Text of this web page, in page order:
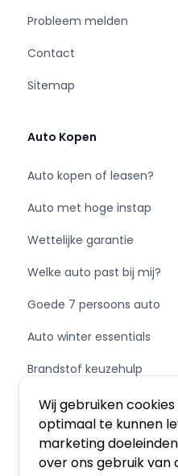
Wij gebruiken
optimaal te kunnen
marketing
over ons gebruik van
Dus bent u opzoek
bent u bij Van der Wal
Probleem melden
Contact
Sitemap
Auto Kopen
Auto kopen of leasen?
Auto met hoge instap
Wettelijke garantie
Welke auto past bij mij?
Goede 7 persoons auto
Auto winter essentials
Brandstof keuzehulp
Schakel of automaat?